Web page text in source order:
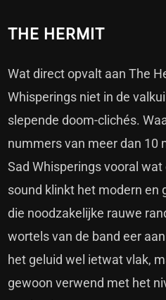
THE HERMIT
Wat direct opvalt aan The
Whisperings niet in de
slepende doom-clichés.
nummers van meer dan 10
Sad Whisperings vooral
sound klinkt het modern en
die noodzakelijke rauwe
wortels van de band eer
het geluid wel ietwat vlak,
gewoon verwend met het